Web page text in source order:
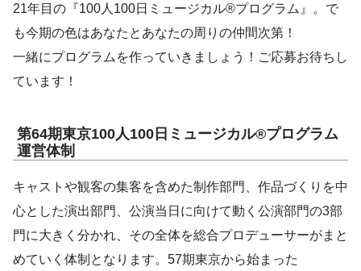
21年目の『100人100日ミュージカル®プログラム』。で
も今期の色はあなたとあなたの周りの仲間次第！
一緒にプログラムを作っていきましょう！ご応募お待ちし
ています！
第64期東京100人100日ミュージカル®︎プログラム
運営体制
キャストや観客の集客を含めた制作部門、作品づくりを中
心とした演出部門、公演当日に向けて動く公演部門の3部
門に大きく分かれ、その全体を総合プロデューサーがまと
めていく体制となります。57期東京から始まった